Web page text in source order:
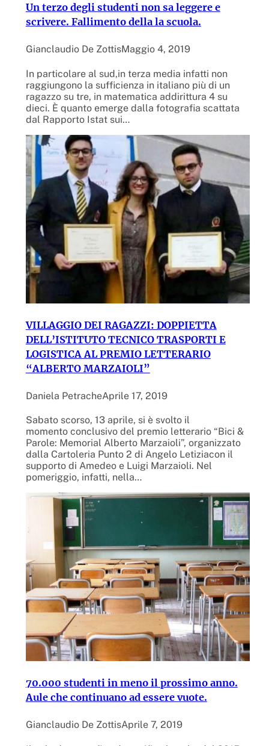
Un terzo degli studenti non sa leggere e
scrivere. Fallimento della la scuola.
Gianclaudio De ZottisMaggio 4, 2019
In particolare al sud,in terza media infatti non
raggiungono la sufficienza in italiano più di un
ragazzo su tre, in matematica addirittura 4 su
dieci. È quanto emerge dalla fotografia scattata
dal Rapporto Istat sui…
VILLAGGIO DEI RAGAZZI: DOPPIETTA
DELL’ISTITUTO TECNICO TRASPORTI E
LOGISTICA AL PREMIO LETTERARIO
“ALBERTO MARZAIOLI”
Daniela PetracheAprile 17, 2019
Sabato scorso, 13 aprile, si è svolto il
momento conclusivo del premio letterario “Bici &
Parole: Memorial Alberto Marzaioli”, organizzato
dalla Cartoleria Punto 2 di Angelo Letiziacon il
supporto di Amedeo e Luigi Marzaioli. Nel
pomeriggio, infatti, nella…
70.000 studenti in meno il prossimo anno.
Aule che continuano ad essere vuote.
Gianclaudio De ZottisAprile 7, 2019